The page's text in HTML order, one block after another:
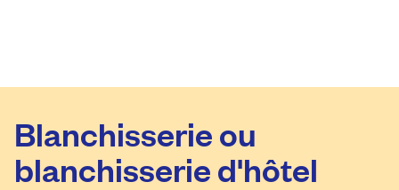
Blanchisserie ou
blanchisserie d'hôtel